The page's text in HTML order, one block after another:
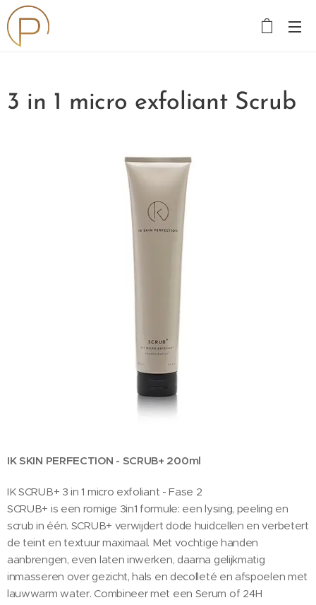
3 in 1 micro exfoliant Scrub
IK SKIN PERFECTION - SCRUB+ 200ml
IK SCRUB+ 3 in 1 micro exfoliant - Fase 2
SCRUB+ is een romige 3in1 formule: een lysing, peeling en
scrub in één. SCRUB+ verwijdert dode huidcellen en verbetert
de teint en textuur maximaal. Met vochtige handen
aanbrengen, even laten inwerken, daarna gelijkmatig
inmasseren over gezicht, hals en decolleté en afspoelen met
lauwwarm water. Combineer met een Serum of 24H